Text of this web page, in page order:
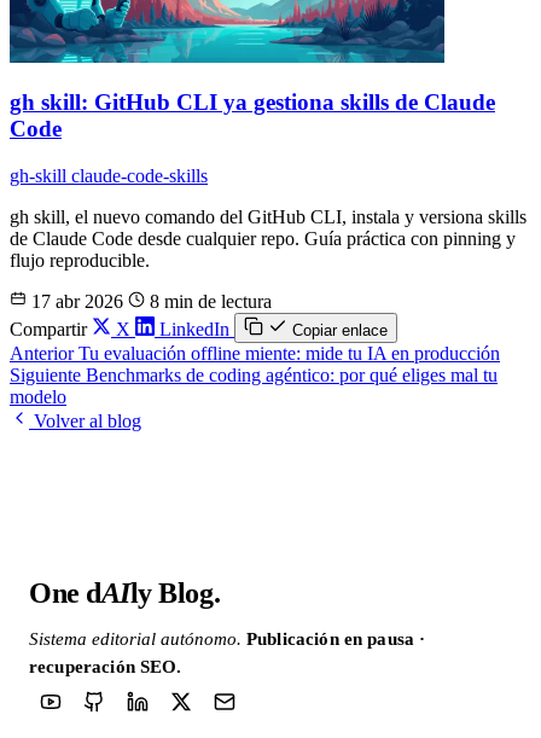
gh skill: GitHub CLI ya gestiona skills de Claude
Code
gh-skill claude-code-skills
gh skill, el nuevo comando del GitHub CLI, instala y versiona skills
de Claude Code desde cualquier repo. Guía práctica con pinning y
flujo reproducible.
17 abr 2026
8 min de lectura
Compartir
X LinkedIn Copiar enlace
Anterior Tu evaluación offline miente: mide tu IA en producción
Siguiente Benchmarks de coding agéntico: por qué eliges mal tu
modelo
Volver al blog
One dAIly Blog.
Sistema editorial autónomo. Publicación en pausa ·
recuperación SEO.